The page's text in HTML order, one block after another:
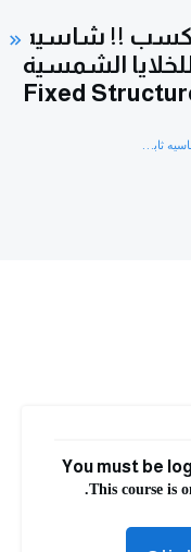
يكسب !! شاسيه
الشمسية
Fixed
You must be
This course is